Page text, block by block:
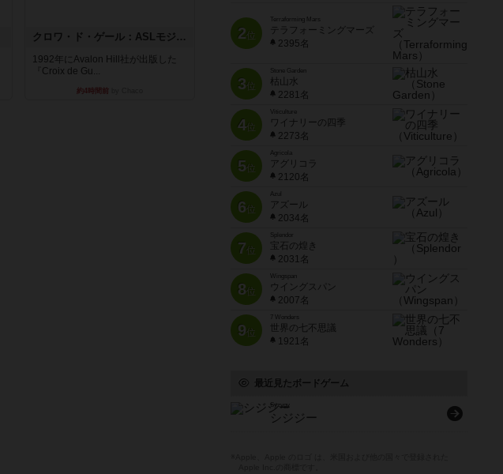
クロワ・ド・ゲール：ASLモジュール10
1992年にAvalon Hill社が出版した
『Croix de Gu...
約4時間前
2位
Terraforming Mars
テラフォーミングマーズ
2395名
3位
Stone Garden
枯山水
2281名
4位
Viticulture
ワイナリーの四季
2273名
5位
Agricola
アグリコラ
2120名
6位
Azul
アズール
2034名
7位
宝石の煌き
2031名
8位
Wingspan
ウイングスパン
2007名
9位
7 Wonders
世界の七不思議
1921名
最近見たボードゲーム
Syzygy
シジジー